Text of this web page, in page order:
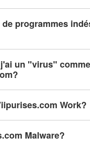
programmes
un "virus" comme
Work?
Malware?